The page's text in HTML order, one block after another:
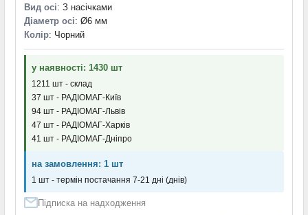
Вид осі: З насічками
Діаметр осі: Ø6 мм
Колір: Чорний
у наявності: 1430 шт
1211 шт - склад
37 шт - РАДІОМАГ-Київ
94 шт - РАДІОМАГ-Львів
47 шт - РАДІОМАГ-Харків
41 шт - РАДІОМАГ-Дніпро
на замовлення: 1 шт
1 шт - термін постачання 7-21 дні (днів)
Підписка на надходження